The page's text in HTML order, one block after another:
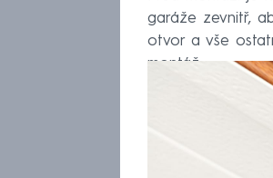
garáže zevnitř,
otvor a vše
montáž.